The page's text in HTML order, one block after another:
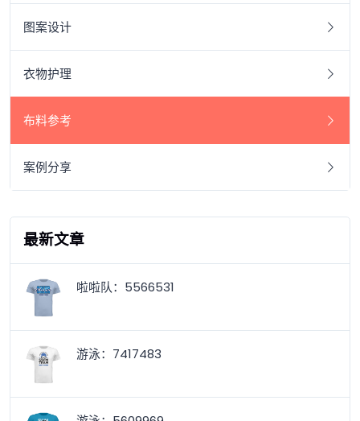
图案设计
衣物护理
布料参考
案例分享
最新文章
啦啦队：5566531
游泳：7417483